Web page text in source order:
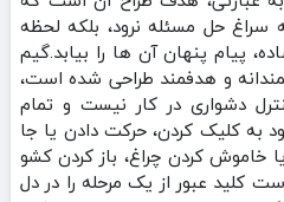
حل مسئله نرود، بلکه لحظه‌
پیام پنهان آن‌ ها را بیابد.گیم‌
و هدفمند طراحی شده است،
دشواری در کار نیست و تمام
به کلیک کردن، حرکت دادن یا جا
خاموش کردن چراغ، باز کردن کشو
کلید عبور از یک مرحله را در دل